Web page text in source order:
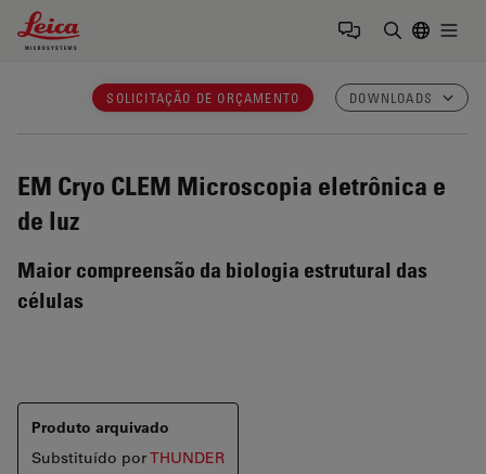
Leica Microsystems Logo
SOLICITAÇÃO DE ORÇAMENTO DOWNLOADS
EM Cryo CLEM Microscopia eletrônica e
de luz
Maior compreensão da biologia estrutural das
células
Produto arquivado
Substituído porTHUNDER